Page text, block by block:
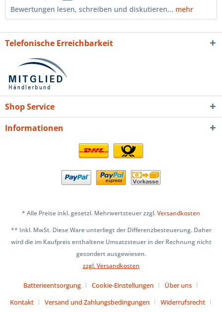
Bewertungen lesen, schreiben und diskutieren... mehr
Telefonische Erreichbarkeit
Shop Service
Informationen
* Alle Preise inkl. gesetzl. Mehrwertsteuer zzgl.Versandkosten
** Inkl. MwSt. Diese Ware unterliegt der Differenzbesteuerung. Daher
wird die im Kaufpreis enthaltene Umsatzsteuer in der Rechnung nicht
gesondert ausgewiesen.
zzgl. Versandkosten
Batterieentsorgung Cookie-Einstellungen
Über uns
Kontakt
Versand und Zahlungsbedingungen Widerrufsrecht